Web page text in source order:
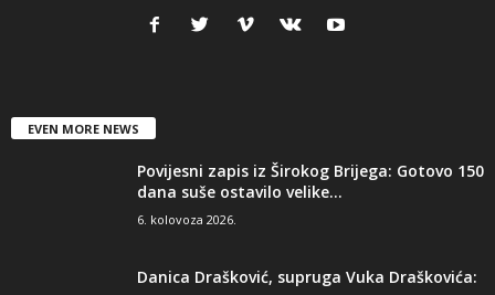
EVEN MORE NEWS
Povijesni zapis iz Širokog Brijega: Gotovo 150
dana suše ostavilo velike...
6. kolovoza 2026.
Danica Drašković, supruga Vuka Draškovića: